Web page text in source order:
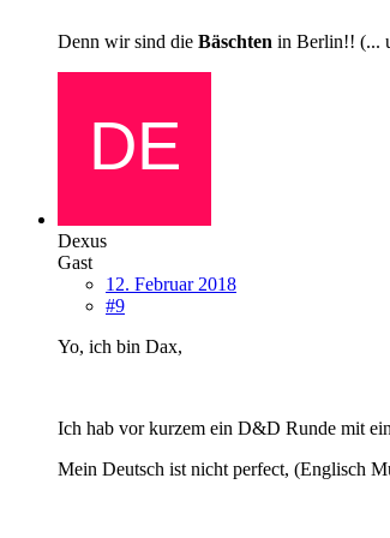
Denn wir sind die Bäschten in Berlin!! (...
Dexus
Gast
12. Februar 2018
#9
Yo, ich bin Dax,
Ich hab vor kurzem ein D&D Runde mit
Mein Deutsch ist nicht perfect, (Englisch